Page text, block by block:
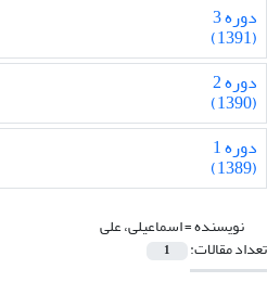
دوره 3
(1391)
دوره 2
(1390)
دوره 1
(1389)
نویسنده =اسماعیلی، علی
تعداد مقالات: 1